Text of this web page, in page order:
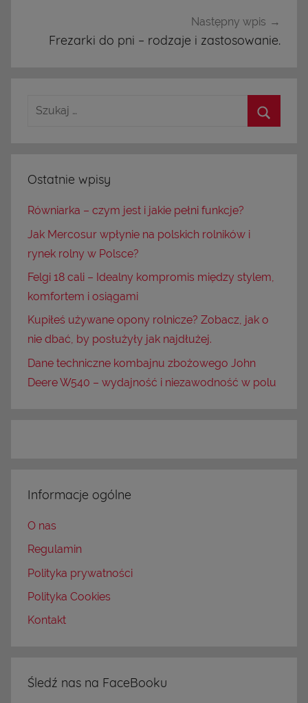
Następny wpis
Frezarki do pni – rodzaje i zastosowanie.
Ostatnie wpisy
Równiarka – czym jest i jakie pełni funkcje?
Jak Mercosur wpłynie na polskich rolników i
rynek rolny w Polsce?
Felgi 18 cali – Idealny kompromis między stylem,
komfortem i osiągami
Kupiłeś używane opony rolnicze? Zobacz, jak o
nie dbać, by posłużyły jak najdłużej.
Dane techniczne kombajnu zbożowego John
Deere W540 – wydajność i niezawodność w polu
Informacje ogólne
O nas
Regulamin
Polityka prywatności
Polityka Cookies
Kontakt
Śledź nas na FaceBooku